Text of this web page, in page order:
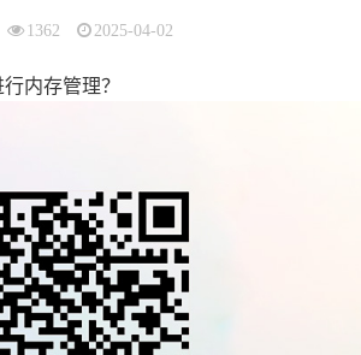
1362 2025-04-02
内存管理？